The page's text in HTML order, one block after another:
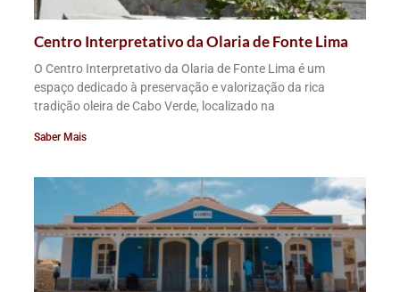
Centro Interpretativo da Olaria de Fonte Lima
O Centro Interpretativo da Olaria de Fonte Lima é um
espaço dedicado à preservação e valorização da rica
tradição oleira de Cabo Verde, localizado na
Saber Mais